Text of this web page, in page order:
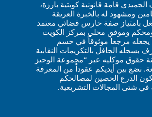
قامة قانونية كويتية بارزة،
ومشهود له بالخبرة العريقة
بامتياز صفة حارس قضائي معتمد
ومحكم وموفق محلي بمركز الكويت
يجعله مرجعاً موثوقاً في حسم
بسجله الحافل بالتكريمات النقابية
حقوق موكليه عبر “مجموعة الوجيز
نضع بين أيديكم عقوداً من المعرفة
لتكون الدرع الحصين لمصالحكم
في شتى المجالات التشريعية.